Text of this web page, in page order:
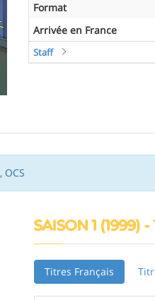
Format
Arrivée en France
Staff
SAISON 1 (1999) -
Titres Français